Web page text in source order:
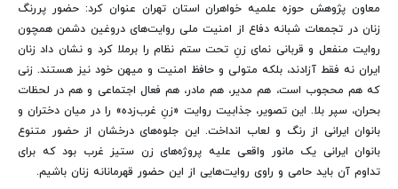
معاون پژوهش حوزه علمیه خواهران استان تهران عنوان کرد: حضور پررنگ
زنان در تجمعات شبانه دفاع از امنیت ملی روایت‌های دروغین دشمن همچون
روایت منفعل و قربانی نمای زنِ تحت ستم نظام را برملا کرد و نشان داد زنان
ایران نه فقط آزادند، بلکه متولی و حافظ امنیت و میهن خود نیز هستند. زنی
که هم محجوب است، هم مدیر، هم مادر، هم فعال اجتماعی و هم در لحظات
بحران، سپر بلا. این تصویر، جذابیت روایت «زنِ غرب‌زده» را در میان دختران و
بانوان ایرانی از رنگ و لعاب انداخت. این جلوه‌های درخشان از حضور متنوع
بانوان ایرانی یک مانور واقعی علیه پروژه‌های زن ستیز غرب بود که برای
تداوم آن باید حامی و راوی روایت‌هایی از این حضور قهرمانانه زنان باشیم.